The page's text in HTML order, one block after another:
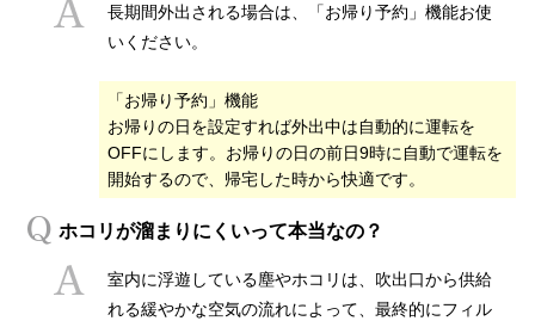
長期間外出される場合は、「お帰り予約」機能お使
いください。
「お帰り予約」機能
お帰りの日を設定すれば外出中は自動的に運転を
OFFにします。お帰りの日の前日9時に自動で運転を
開始するので、帰宅した時から快適です。
ホコリが溜まりにくいって本当なの？
室内に浮遊している塵やホコリは、吹出口から供給
れる緩やかな空気の流れによって、最終的にフィル